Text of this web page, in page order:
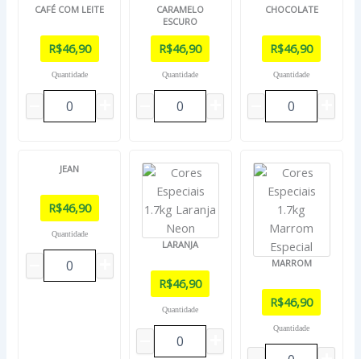
CAFÉ COM LEITE
R$46,90
Quantidade
CARAMELO
ESCURO
R$46,90
Quantidade
CHOCOLATE
R$46,90
Quantidade
JEAN
R$46,90
Quantidade
LARANJA
R$46,90
Quantidade
MARROM
R$46,90
Quantidade